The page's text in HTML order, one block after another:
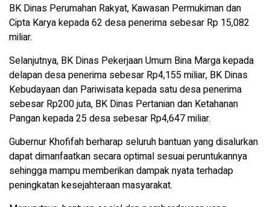
BK Dinas Perumahan Rakyat, Kawasan Permukiman dan
Cipta Karya kepada 62 desa penerima sebesar Rp 15,082
miliar.
Selanjutnya, BK Dinas Pekerjaan Umum Bina Marga kepada
delapan desa penerima sebesar Rp4,155 miliar, BK Dinas
Kebudayaan dan Pariwisata kepada satu desa penerima
sebesar Rp200 juta, BK Dinas Pertanian dan Ketahanan
Pangan kepada 25 desa sebesar Rp4,647 miliar.
Gubernur Khofifah berharap seluruh bantuan yang disalurkan
dapat dimanfaatkan secara optimal sesuai peruntukannya
sehingga mampu memberikan dampak nyata terhadap
peningkatan kesejahteraan masyarakat.